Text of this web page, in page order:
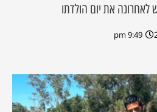
את יום הולדתו
9:49 pm